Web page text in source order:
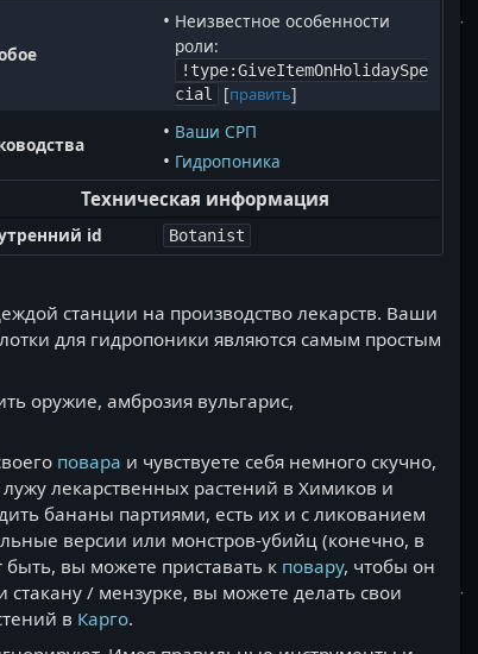
Неизвестное особенности
роли:
!type:GiveItemOnHolidaySpe
cial
[править]
Ваши СРП
Гидропоника
Техническая информация
id Botanist
станции на производство лекарств. Ваши
для гидропоники являются самым простым
оружие, амброзия вульгарис,
повара и чувствуете себя немного скучно,
лекарственных растений в Химиков и
бананы партиями, есть их и с ликованием
версии или монстров-убийц (конечно, в
вы можете приставать к повару, чтобы он
стакану / мензурке, вы можете делать свои
в Карго.